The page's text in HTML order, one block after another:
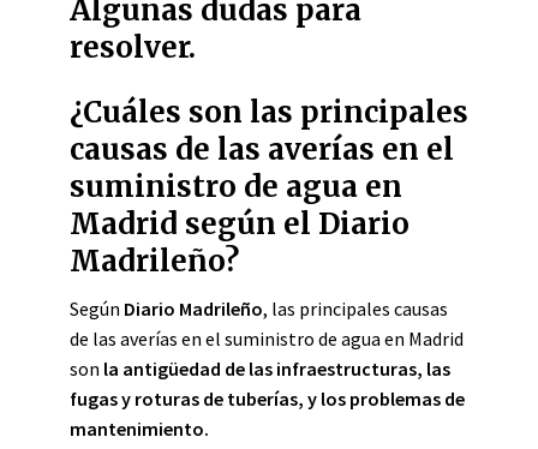
Algunas dudas para
resolver.
¿Cuáles son las principales
causas de las averías en el
suministro de agua en
Madrid según el Diario
Madrileño?
Según Diario Madrileño, las principales causas
de las averías en el suministro de agua en Madrid
son la antigüedad de las infraestructuras, las
fugas y roturas de tuberías, y los problemas de
mantenimiento.